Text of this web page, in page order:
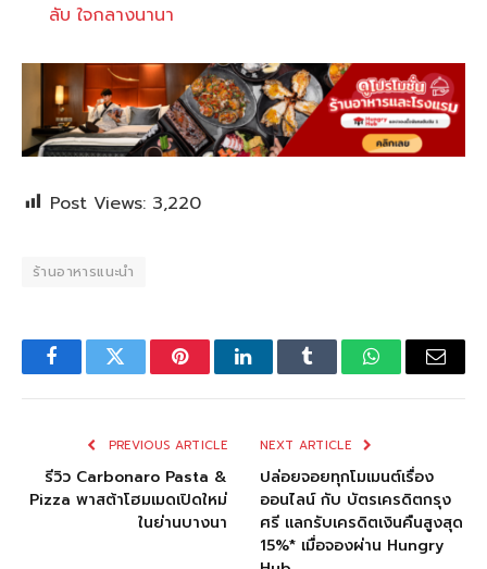
ลับ ใจกลางนานา
Post Views: 3,220
ร้านอาหารแนะนำ
FacebookTwitter PinterestLinkedInTumblr WhatsAppEmail
PREVIOUS ARTICLE
รีวิว Carbonaro Pasta &
Pizza พาสต้าโฮมเมดเปิดใหม่
ในย่านบางนา
NEXT ARTICLE
ปล่อยจอยทุกโมเมนต์เรื่อง
ออนไลน์ กับ บัตรเครดิตกรุง
ศรี แลกรับเครดิตเงินคืนสูงสุด
15%* เมื่อจองผ่าน Hungry